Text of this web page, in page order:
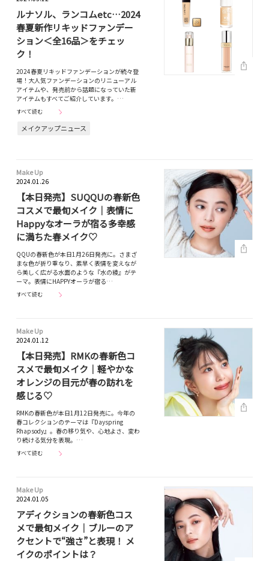
ルナソル、ランコムetc…2024
春夏新作リキッドファンデー
ション＜全16品＞をチェッ
ク！
2024春夏リキッドファンデーションが続々登
場！大人気ファンデーションのリニューアル
アイテムや、発売前から話題になっていた新
アイテムもすべてご紹介しています。…
すべて読む
メイクアップニュース
Make Up
2024.01.26
【本日発売】SUQQUの春新色
コスメで最旬メイク｜表情に
Happyなオーラが宿る多幸感
に満ちた春メイク♡
QQUの春新色が本日1月26日発売に。さまざ
まな色が折り重なり、素早く表情を変えなが
ら美しく広がる水面のような『水の綾』がテ
ーマ。表情にHAPPYオーラが宿る…
すべて読む
Make Up
2024.01.12
【本日発売】RMKの春新色コ
スメで最旬メイク｜軽やかな
オレンジの目元が春の訪れを
感じる♡
RMKの春新色が本日1月12日発売に。今年の
春コレクションのテーマは『Dayspring
Rhapsody』。春の移り気や、心地よさ、変わ
り続ける気分を表現。…
すべて読む
Make Up
2024.01.05
アディクションの春新色コス
メで最旬メイク｜ブルーのア
クセントで“強さ”と表現！ メ
イクのポイントは？